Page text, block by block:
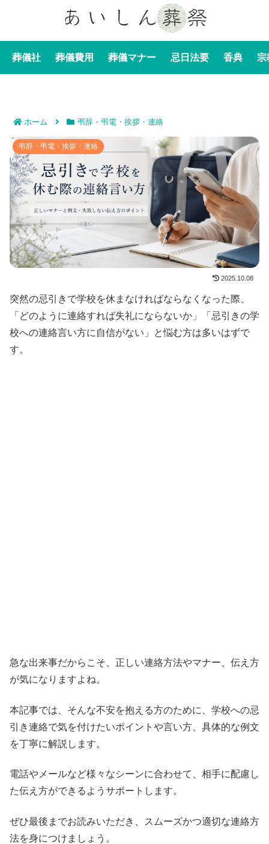
葬儀社 葬儀費用 葬儀マナー 忌日法要 香典 宗
ホーム 弔辞・弔電・挨拶・連絡
忌引きで学校を休む際の連絡言い方｜正しいマナーと例
文・失敗しない伝え方のポイント
弔辞・弔電・挨拶・連絡
2025.10.08
突然の忌引きで学校を休まなければならなくなった際、
「どのように連絡すれば失礼にならないか」「忌引きの学
校への連絡言い方に自信がない」と悩む方は多いはずで
す。
急な出来事だからこそ、正しい連絡方法やマナー、伝え方
が気になりますよね。
本記事では、そんな不安を抱える方のために、学校への忌
引き連絡で気を付けたいポイントや言い方、具体的な例文
を丁寧に解説します。
電話やメールなど様々なシーンに合わせて、相手に配慮し
た伝え方ができるようサポートします。
ぜひ最後までお読みいただき、スムーズかつ適切な連絡方
法を身につけましょう。